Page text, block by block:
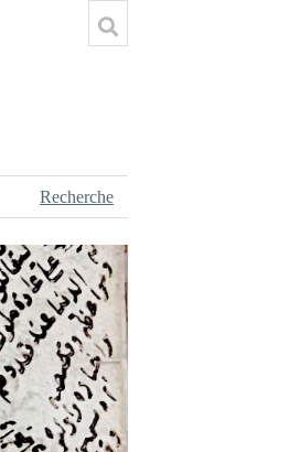
Recherche